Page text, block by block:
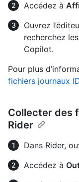
Accédez à
Ouvrez
recherchez
Copilot.
Pour plus
fichiers journaux
Collecter des
Rider
Dans Rider,
Accédez à